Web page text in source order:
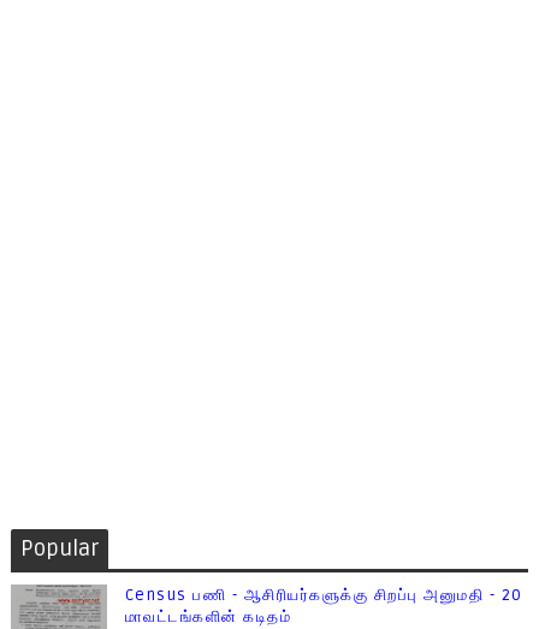
Popular
Census பணி - ஆசிரியர்களுக்கு சிறப்பு அனுமதி - 20
மாவட்டங்களின் கடிதம்